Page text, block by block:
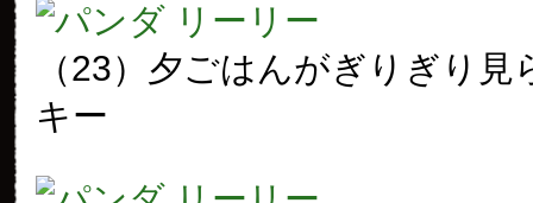
（23）夕ごはんがぎりぎり見
キー